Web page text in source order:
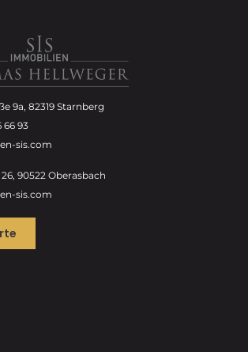
9a, 82319 Starnberg
66 93
sis.com
90522 Oberasbach
sis.com